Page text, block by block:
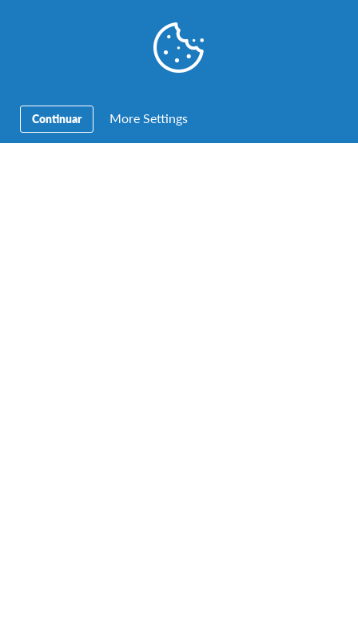
Atendimento presencial apenas disponível com marcação
A Intercultura-AFS apoia os Objetivos de
Desenvolvimento Sustentável:
Continuar More Settings